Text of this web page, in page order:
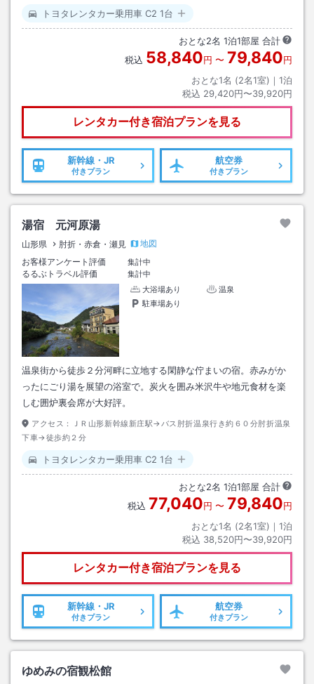
トヨタレンタカー乗用車 C2 1台
おとな2名 1泊1部屋 合計
税込 58,840円 〜 79,840円
おとな1名 (2名1室)｜ 1泊
税込 29,420円〜39,920円
レンタカー付き宿泊プランを見る
新幹線・JR
付きプラン
航空券
付きプラン
湯宿 元河原湯
山形県 肘折・赤倉・瀬見
地図
お客様アンケート評価
集計中
るるぶトラベル評価
集計中
大浴場あり
温泉
駐車場あり
温泉街から徒歩２分河畔に立地する閑静な佇まいの宿。赤みがか
ったにごり湯を展望の浴室で。炭火を囲み米沢牛や地元食材を楽
しむ囲炉裏会席が大好評。
アクセス：
ＪＲ山形新幹線新庄駅→バス肘折温泉行き約６０分肘折温泉
下車→徒歩約２分
トヨタレンタカー乗用車 C2 1台
おとな2名 1泊1部屋 合計
税込 77,040円 〜 79,840円
おとな1名 (2名1室)｜ 1泊
税込 38,520円〜39,920円
レンタカー付き宿泊プランを見る
新幹線・JR
付きプラン
航空券
付きプラン
ゆめみの宿観松館